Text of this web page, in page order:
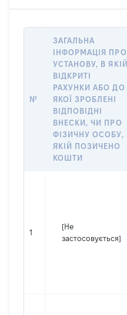
№
ЗАГАЛЬНА
ІНФОРМАЦІЯ ПРО
УСТАНОВУ, В ЯКІЙ
ВІДКРИТІ
РАХУНКИ АБО ДО
ЯКОЇ ЗРОБЛЕНІ
ВІДПОВІДНІ
ВНЕСКИ, ЧИ ПРО
ФІЗИЧНУ ОСОБУ,
ЯКІЙ ПОЗИЧЕНО
КОШТИ
1
[Не
застосовується]